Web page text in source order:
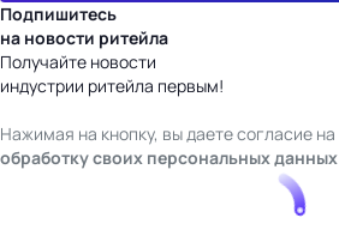
Подпишитесь
на новости ритейла
Получайте новости
индустрии ритейла первым!
Нажимая на кнопку, вы даете согласие на
обработку своих персональных данных